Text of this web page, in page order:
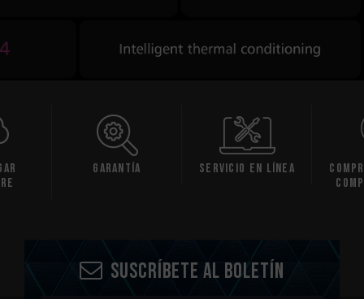
Garantía Servicio en línea
Suscríbete al boletín